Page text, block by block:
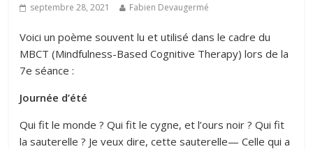
septembre 28, 2021 Fabien Devaugermé
Voici un poème souvent lu et utilisé dans le cadre du
MBCT (Mindfulness-Based Cognitive Therapy) lors de la
7e séance :
Journée d’été
Qui fit le monde ? Qui fit le cygne, et l’ours noir ? Qui fit
la sauterelle ? Je veux dire, cette sauterelle— Celle qui a